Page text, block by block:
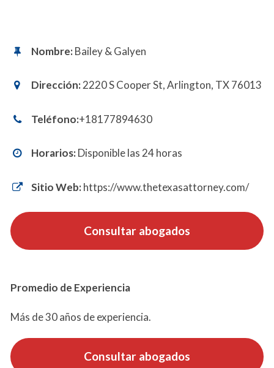
Nombre:Bailey & Galyen
Dirección:2220 S Cooper St, Arlington, TX 76013
Teléfono:+18177894630
Horarios:Disponible las 24 horas
Sitio Web:https://www.thetexasattorney.com/
Consultar abogados
Promedio de Experiencia
Más de 30 años de experiencia.
Consultar abogados